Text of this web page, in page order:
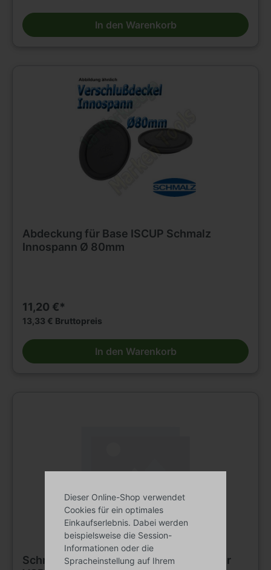
In den Warenkorb
Abdeckung für Base ISCUP Schmalz
Innospann Ø 80mm
11,20 €*
13,33 € Bruttopreis
In den Warenkorb
Schmalz Ersatzteil Führungsschiene für
Dieser Online-Shop verwendet
Cookies für ein optimales
Einkaufserlebnis. Dabei werden
beispielsweise die Session-
Informationen oder die
Spracheinstellung auf Ihrem